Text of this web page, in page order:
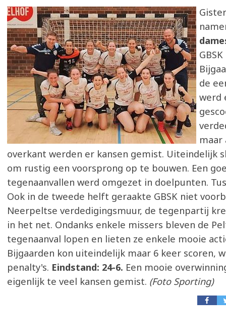
de
werd
maar
overkant werden er kansen gemist. Uiteindelijk
om rustig een voorsprong op te bouwen. Een
tegenaanvallen werd omgezet in doelpunten.
Ook in de tweede helft geraakte GBSK niet
Neerpeltse verdedigingsmuur, de tegenpartij
in het net. Ondanks enkele missers bleven de
tegenaanval lopen en lieten ze enkele mooie
Bijgaarden kon uiteindelijk maar 6 keer scoren,
penalty's. Eindstand: 24-6. Een mooie
eigenlijk te veel kansen gemist. (Foto Sporting)